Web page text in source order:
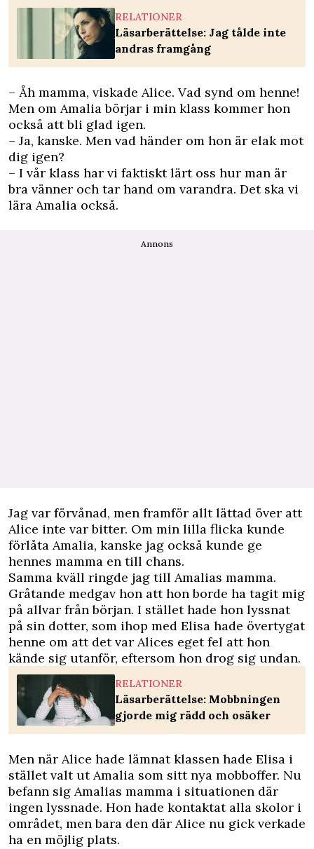
RELATIONER
Läsarberättelse: Jag tålde inte
andras framgång
– Åh mamma, viskade Alice. Vad synd om henne!
Men om Amalia börjar i min klass kommer hon
också att bli glad igen.
– Ja, kanske. Men vad händer om hon är elak mot
dig igen?
– I vår klass har vi faktiskt lärt oss hur man är
bra vänner och tar hand om varandra. Det ska vi
lära Amalia också.
Annons
Jag var förvånad, men framför allt lättad över att
Alice inte var bitter. Om min lilla flicka kunde
förlåta Amalia, kanske jag också kunde ge
hennes mamma en till chans.
Samma kväll ringde jag till Amalias mamma.
Gråtande medgav hon att hon borde ha tagit mig
på allvar från början. I stället hade hon lyssnat
på sin dotter, som ihop med Elisa hade övertygat
henne om att det var Alices eget fel att hon
kände sig utanför, eftersom hon drog sig undan.
RELATIONER
Läsarberättelse: Mobbningen
gjorde mig rädd och osäker
Men när Alice hade lämnat klassen hade Elisa i
stället valt ut Amalia som sitt nya mobboffer. Nu
befann sig Amalias mamma i situationen där
ingen lyssnade. Hon hade kontaktat alla skolor i
området, men bara den där Alice nu gick verkade
ha en möjlig plats.